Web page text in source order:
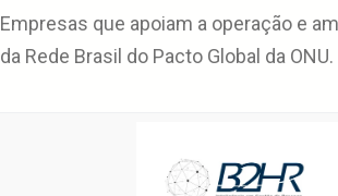
Empresas que apoiam a operação e
da Rede Brasil do Pacto Global da ONU.